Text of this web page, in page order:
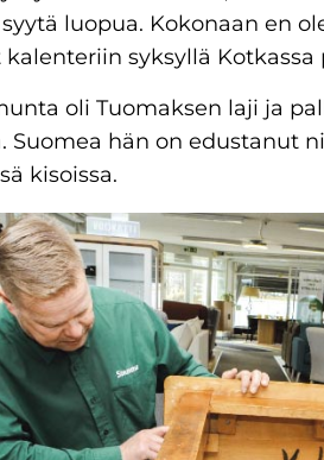
luopua. Kokonaan en
syksyllä
oli Tuomaksen laji ja
hän on edustanut
kisoissa.